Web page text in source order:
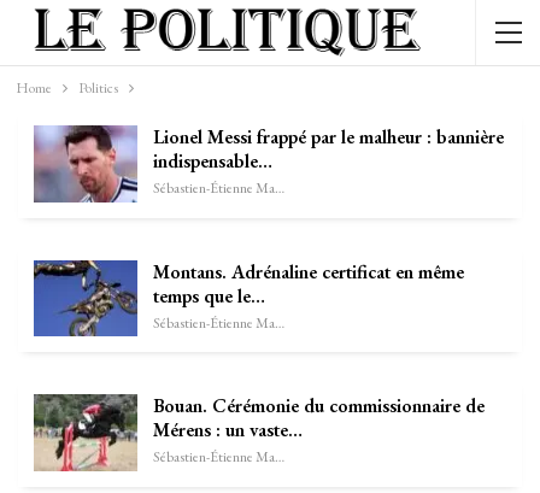
Home Politics
Lionel Messi frappé par le malheur : bannière
indispensable…
Sébastien-Étienne Marechal
Montans. Adrénaline certificat en même
temps que le…
Sébastien-Étienne Marechal
Bouan. Cérémonie du commissionnaire de
Mérens : un vaste…
Sébastien-Étienne Marechal